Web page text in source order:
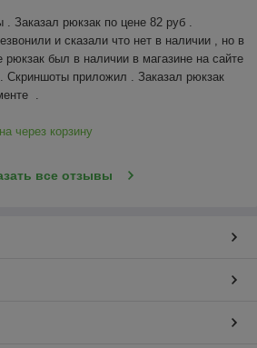
Заказал рюкзак по цене 82 руб .
и сказали что нет в наличии , но в
был в наличии в магазине на сайте
Скриншоты приложил . Заказал рюкзак
.
через корзину
все отзывы